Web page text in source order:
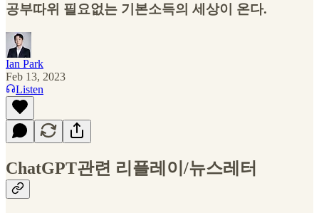
공부따위 필요없는 기본소득의 세상이 온다.
Ian Park
Feb 13, 2023
Listen
ChatGPT관련 리플레이/뉴스레터